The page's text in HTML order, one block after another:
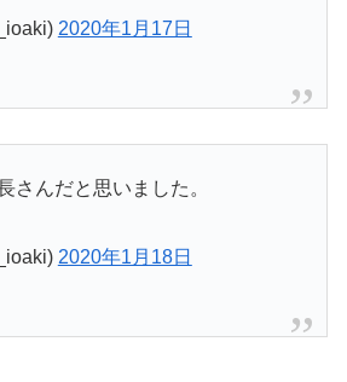
2020年1月17日
さんだと思いました。
2020年1月18日